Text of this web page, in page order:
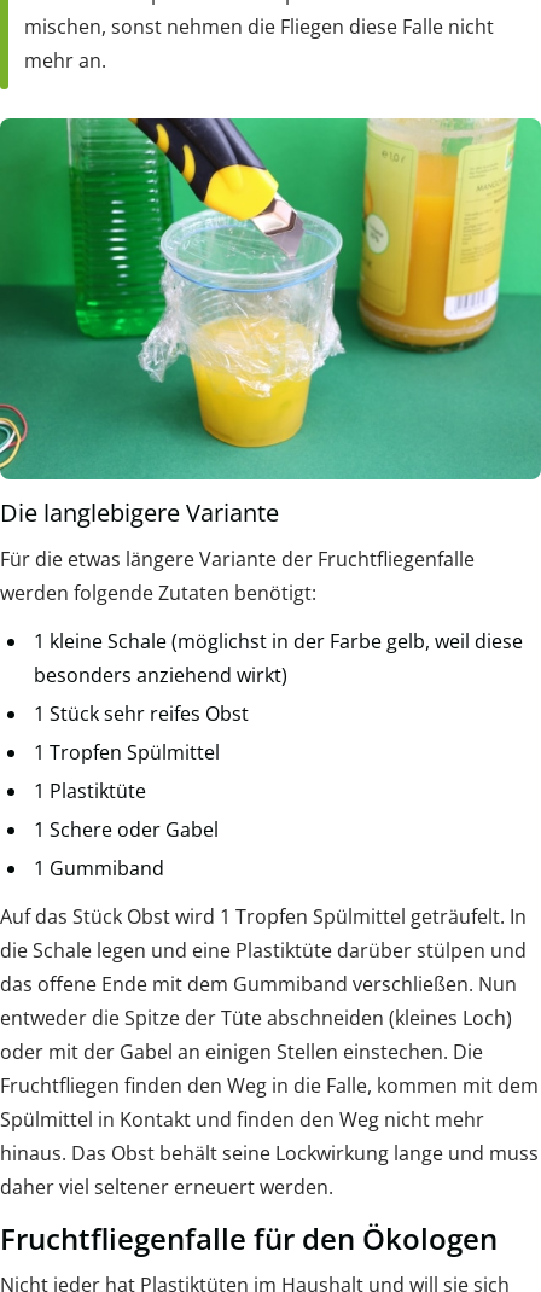
mischen, sonst nehmen die Fliegen diese Falle nicht
mehr an.
Die langlebigere Variante
Für die etwas längere Variante der Fruchtfliegenfalle
werden folgende Zutaten benötigt:
1 kleine Schale (möglichst in der Farbe gelb, weil diese
besonders anziehend wirkt)
1 Stück sehr reifes Obst
1 Tropfen Spülmittel
1 Plastiktüte
1 Schere oder Gabel
1 Gummiband
Auf das Stück Obst wird 1 Tropfen Spülmittel geträufelt. In
die Schale legen und eine Plastiktüte darüber stülpen und
das offene Ende mit dem Gummiband verschließen. Nun
entweder die Spitze der Tüte abschneiden (kleines Loch)
oder mit der Gabel an einigen Stellen einstechen. Die
Fruchtfliegen finden den Weg in die Falle, kommen mit dem
Spülmittel in Kontakt und finden den Weg nicht mehr
hinaus. Das Obst behält seine Lockwirkung lange und muss
daher viel seltener erneuert werden.
Fruchtfliegenfalle für den Ökologen
Nicht jeder hat Plastiktüten im Haushalt und will sie sich